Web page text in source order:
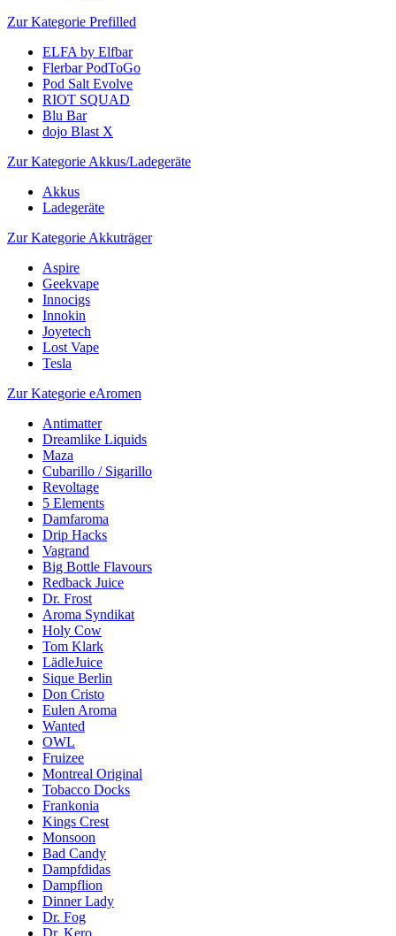
Zur Kategorie Prefilled
ELFA by Elfbar
Flerbar PodToGo
Pod Salt Evolve
RIOT SQUAD
Blu Bar
dojo Blast X
Zur Kategorie Akkus/Ladegeräte
Akkus
Ladegeräte
Zur Kategorie Akkuträger
Aspire
Geekvape
Innocigs
Innokin
Joyetech
Lost Vape
Tesla
Zur Kategorie eAromen
Antimatter
Dreamlike Liquids
Maza
Cubarillo / Sigarillo
Revoltage
5 Elements
Damfaroma
Drip Hacks
Vagrand
Big Bottle Flavours
Redback Juice
Dr. Frost
Aroma Syndikat
Holy Cow
Tom Klark
LädleJuice
Sique Berlin
Don Cristo
Eulen Aroma
Wanted
OWL
Fruizee
Montreal Original
Tobacco Docks
Frankonia
Kings Crest
Monsoon
Bad Candy
Dampfdidas
Dampflion
Dinner Lady
Dr. Fog
Dr. Kero